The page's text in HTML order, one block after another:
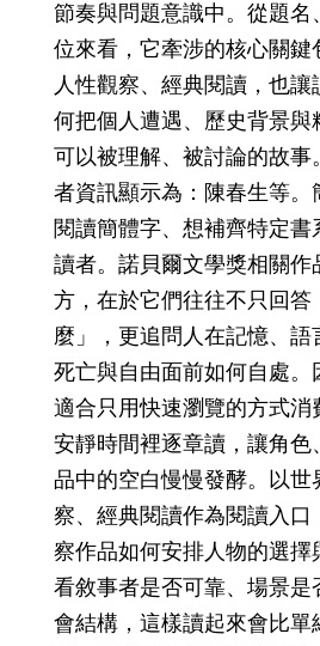
節奏與問題意識中。從題名
位來看，它牽涉的核心關鍵
人性觀察、經典閱讀，也讓
何把個人遭遇、歷史背景與
可以被理解、被討論的故事
者資訊顯示為：陳春生等。
閱讀簡體字、想補齊特定書
讀者。諾貝爾文學獎相關作
方，在於它們往往不只回答
麼」，更追問人在記憶、語
死亡與自由面前如何自處。
適合只用快速瀏覽的方式消
安靜時間裡逐章讀，讓角色
品中的空白慢慢發酵。以世
察、經典閱讀作為閱讀入口
察作品如何安排人物的選擇
看敘事者是否可靠、場景是
會結構，這樣讀起來會比單